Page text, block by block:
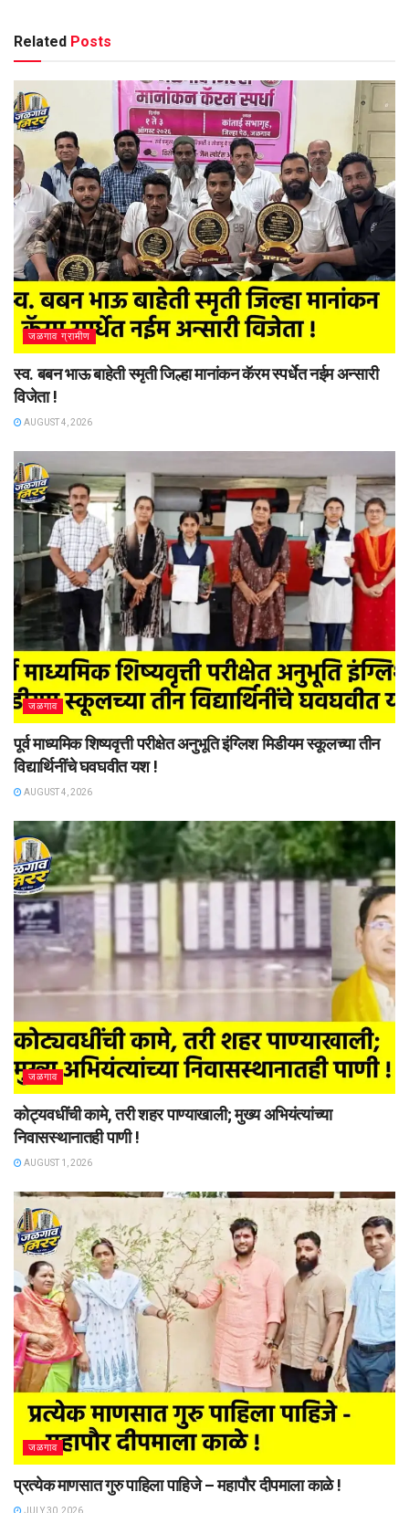
Related Posts
जळगाव ग्रामीण
स्व. बबन भाऊ बाहेती स्मृती जिल्हा मानांकन कॅरम स्पर्धेत नईम अन्सारी
विजेता !
AUGUST 4, 2026
जळगाव
पूर्व माध्यमिक शिष्यवृत्ती परीक्षेत अनुभूति इंग्लिश मिडीयम स्कूलच्या तीन
विद्यार्थिनींचे घवघवीत यश !
AUGUST 4, 2026
जळगाव
कोट्यवधींची कामे, तरी शहर पाण्याखाली; मुख्य अभियंत्यांच्या
निवासस्थानातही पाणी !
AUGUST 1, 2026
जळगाव
प्रत्येक माणसात गुरु पाहिला पाहिजे – महापौर दीपमाला काळे !
JULY 30, 2026